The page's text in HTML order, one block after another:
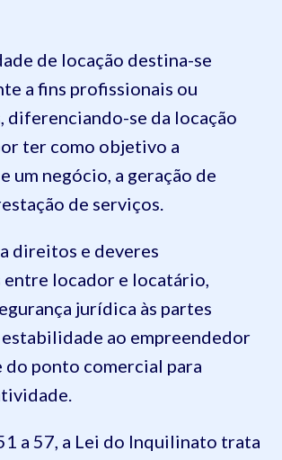
de locação destina-se
a fins profissionais ou
diferenciando-se da locação
ter como objetivo a
um negócio, a geração de
de serviços.
direitos e deveres
locador e locatário,
jurídica às partes
ao empreendedor
do ponto comercial para
a 57, a Lei do Inquilinato trata